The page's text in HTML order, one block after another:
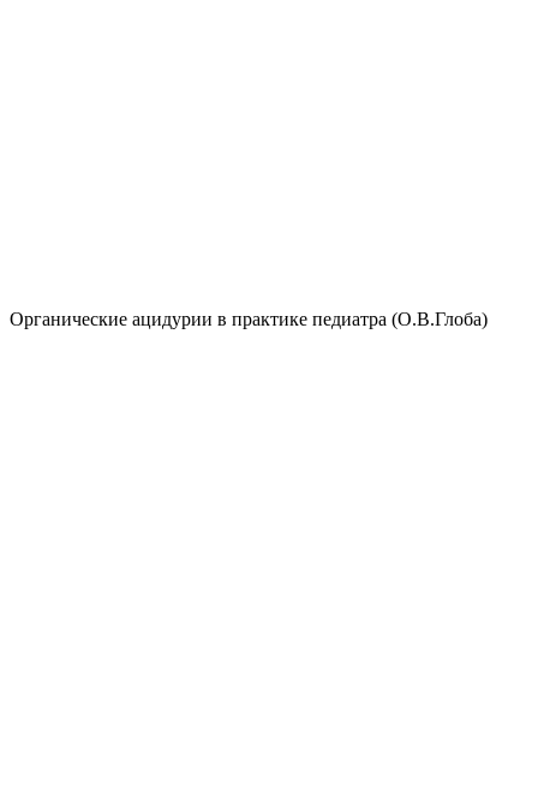
Органические ацидурии в практике педиатра (О.В.Глоба)